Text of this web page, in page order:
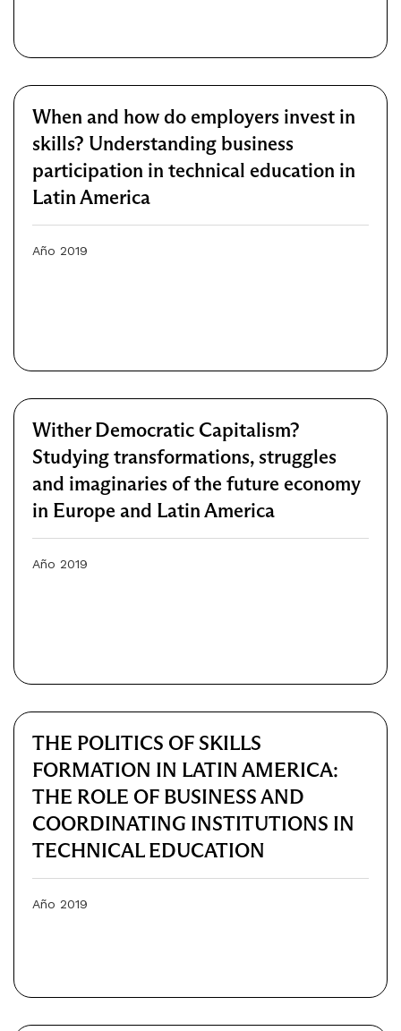
When and how do employers invest in
skills? Understanding business
participation in technical education in
Latin America
Año 2019
Wither Democratic Capitalism?
Studying transformations, struggles
and imaginaries of the future economy
in Europe and Latin America
Año 2019
THE POLITICS OF SKILLS
FORMATION IN LATIN AMERICA:
THE ROLE OF BUSINESS AND
COORDINATING INSTITUTIONS IN
TECHNICAL EDUCATION
Año 2019